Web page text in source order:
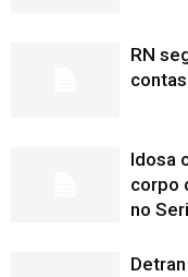
RN
Idosa
corpo
no